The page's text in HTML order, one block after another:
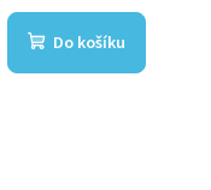
Do košíku